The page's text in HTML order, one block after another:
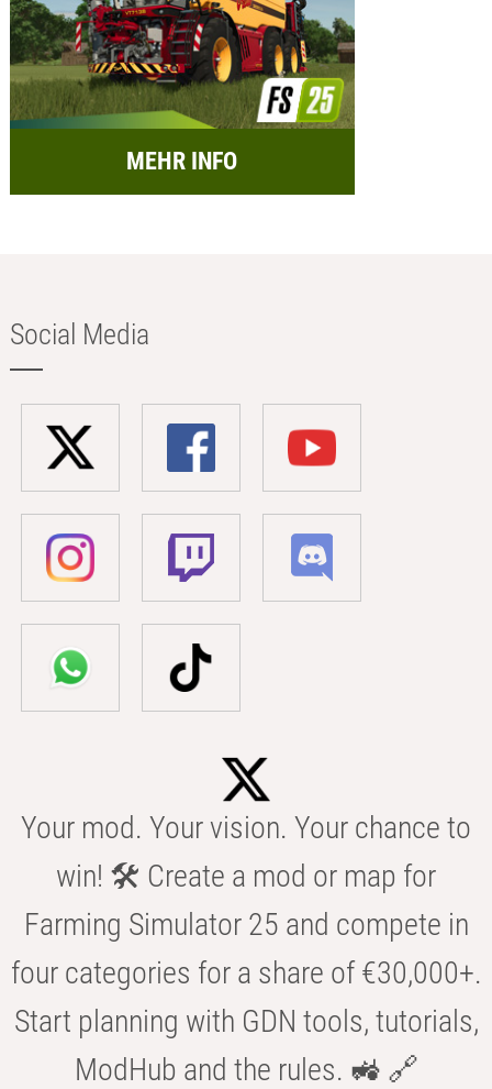
MEHR INFO
Social Media
Your mod. Your vision. Your chance to
win! 🛠️ Create a mod or map for
Farming Simulator 25 and compete in
four categories for a share of €30,000+.
Start planning with GDN tools, tutorials,
ModHub and the rules. 🚜 🔗